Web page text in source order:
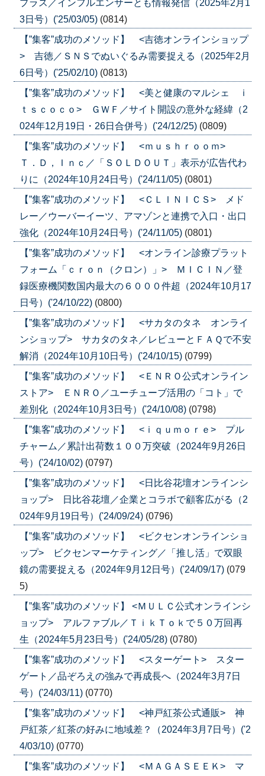
プラス／インフルエンサーとも情報発信（2025年2月1
3日号）('25/03/05) (0814)
【”集客”成功のメソッド】 <吉徳オンラインショップ
> 吉徳／ＳＮＳでぬいぐるみ需要捉える（2025年2月
6日号）('25/02/10) (0813)
【”集客”成功のメソッド】 <美と健康のマルシェ ｉ
ｔｓｃｏｃｏ> ＧＷＦ／サイト開設の意外な経緯（2
024年12月19日・26日合併号）('24/12/25) (0809)
【”集客”成功のメソッド】 <ｍｕｓｈｒｏｏｍ>
Ｔ．Ｄ，Ｉｎｃ／「ＳＯＬＤＯＵＴ」表示が広告代わ
りに（2024年10月24日号）('24/11/05) (0801)
【”集客”成功のメソッド】 <ＣＬＩＮＩＣＳ> メド
レー／ウーバーイーツ、アマゾンと連携で入口・出口
強化（2024年10月24日号）('24/11/05) (0801)
【”集客”成功のメソッド】 <オンライン診療プラット
フォーム「ｃｒｏｎ（クロン）」> ＭＩＣＩＮ／登
録医療機関数国内最大の６０００件超（2024年10月17
日号）('24/10/22) (0800)
【”集客”成功のメソッド】 <サカタのタネ オンライ
ンショップ> サカタのタネ／レビューとＦＡＱで不安
解消（2024年10月10日号）('24/10/15) (0799)
【”集客”成功のメソッド】 <ＥＮＲＯ公式オンライン
ストア> ＥＮＲＯ／ユーチューブ活用の「コト」で
差別化（2024年10月3日号）('24/10/08) (0798)
【”集客”成功のメソッド】 <ｉｑｕｍｏｒｅ> プル
チャーム／累計出荷数１００万突破（2024年9月26日
号）('24/10/02) (0797)
【”集客”成功のメソッド】 <日比谷花壇オンラインシ
ョップ> 日比谷花壇／企業とコラボで顧客広がる（2
024年9月19日号）('24/09/24) (0796)
【”集客”成功のメソッド】 <ビクセンオンラインショ
ップ> ビクセンマーケティング／「推し活」で双眼
鏡の需要捉える（2024年9月12日号）('24/09/17) (079
5)
【”集客”成功のメソッド】 <ＭＵＬＣ公式オンラインシ
ョップ> アルファブル／ＴｉｋＴｏｋで５０万回再
生（2024年5月23日号）('24/05/28) (0780)
【”集客”成功のメソッド】 <スターゲート> スター
ゲート／品ぞろえの強みで再成長へ（2024年3月7日
号）('24/03/11) (0770)
【”集客”成功のメソッド】 <神戸紅茶公式通販> 神
戸紅茶／紅茶の好みに地域差？（2024年3月7日号）('2
4/03/10) (0770)
【”集客”成功のメソッド】 <ＭＡＧＡＳＥＥＫ> マ